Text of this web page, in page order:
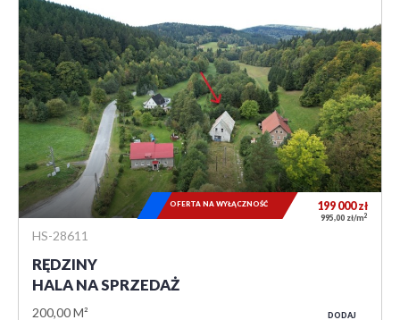
HS-28611
RĘDZINY
HALA NA SPRZEDAŻ
200,00 M²
199 000zł
995,00 zł/m2
OFERTA NA WYŁĄCZNOŚĆ
DODAJ